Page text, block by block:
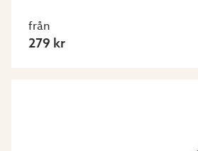
från
279 kr